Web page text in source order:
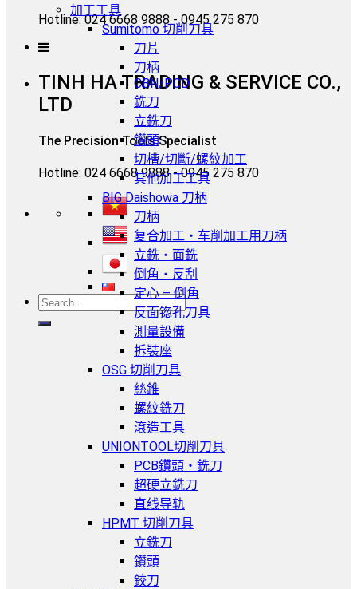
Hotline: 024 6668 9888 - 0945 275 870
TINH HA TRADING & SERVICE CO.,
LTD
The Precision Tools Specialist
Hotline: 024 6668 9888 - 0945 275 870
加工工具
Sumitomo 切削刀具
刀片
刀柄
CBN/PCD
銑刀
立銑刀
鑽頭
切槽/切斷/螺紋加工
其他加工工具
BIG Daishowa 刀柄
刀柄
复合加工・车削加工用刀柄
立銑・面銑
倒角・反刮
定心 – 倒角
反面锪孔刀具
測量設備
拆裝座
OSG 切削刀具
絲錐
螺紋銑刀
滾造工具
UNIONTOOL切削刀具
PCB鑽頭・銑刀
超硬立銑刀
直线导轨
HPMT 切削刀具
立銑刀
鑽頭
鉸刀